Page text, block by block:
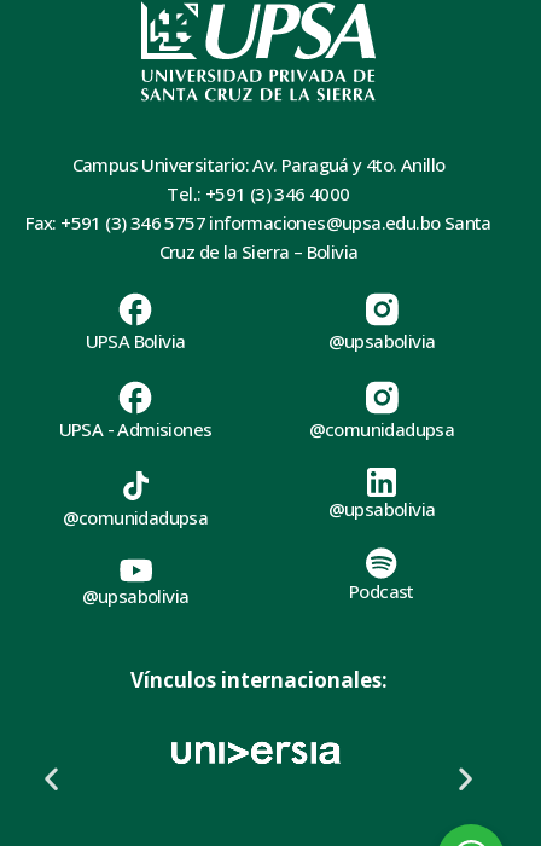
Campus Universitario: Av. Paraguá y 4to. Anillo
Tel.: +591 (3) 346 4000
Fax: +591 (3) 346 5757 informaciones@upsa.edu.bo Santa
Cruz de la Sierra – Bolivia
UPSA Bolivia
UPSA - Admisiones
@upsabolivia
@comunidadupsa
@comunidadupsa
@upsabolivia
@upsabolivia
Podcast
Vínculos internacionales: